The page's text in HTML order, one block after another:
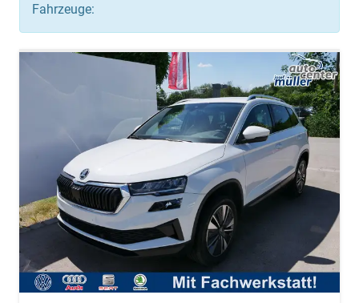
Fahrzeuge: